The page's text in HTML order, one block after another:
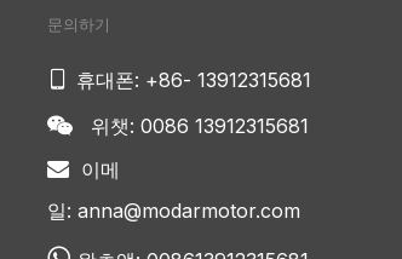
문의하기
 휴대폰: +86- 13912315681
 위챗: 0086 13912315681
 이메
일: anna@modarmotor.com